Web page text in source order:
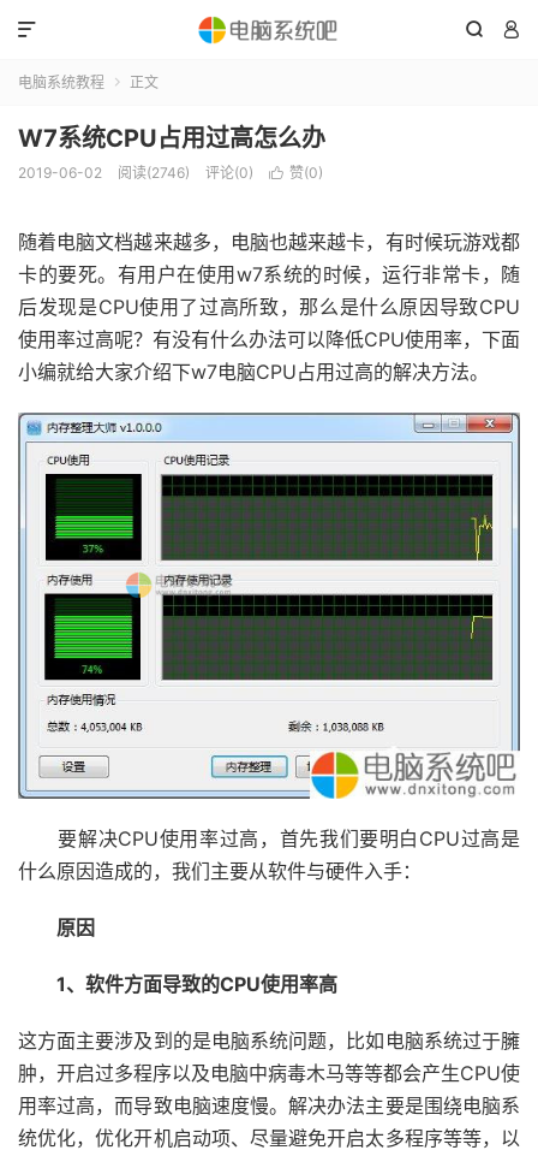
 

电脑系统教程  正文
W7系统CPU占用过高怎么办
2019-06-02 阅读(2746) 评论(0)  赞(0)
随着电脑文档越来越多，电脑也越来越卡，有时候玩游戏都
卡的要死。有用户在使用w7系统的时候，运行非常卡，随
后发现是CPU使用了过高所致，那么是什么原因导致CPU
使用率过高呢？有没有什么办法可以降低CPU使用率，下面
小编就给大家介绍下w7电脑CPU占用过高的解决方法。
要解决CPU使用率过高，首先我们要明白CPU过高是
什么原因造成的，我们主要从软件与硬件入手：
原因
1、软件方面导致的CPU使用率高
这方面主要涉及到的是电脑系统问题，比如电脑系统过于臃
肿，开启过多程序以及电脑中病毒木马等等都会产生CPU使
用率过高，而导致电脑速度慢。解决办法主要是围绕电脑系
统优化，优化开机启动项、尽量避免开启太多程序等等，以